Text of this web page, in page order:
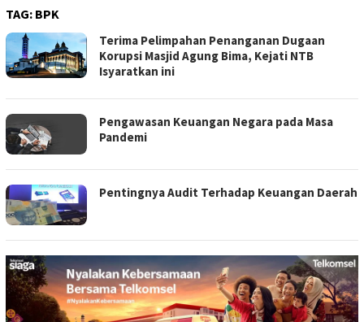
TAG: BPK
Terima Pelimpahan Penanganan Dugaan
Korupsi Masjid Agung Bima, Kejati NTB
Isyaratkan ini
Pengawasan Keuangan Negara pada Masa
Pandemi
Pentingnya Audit Terhadap Keuangan Daerah